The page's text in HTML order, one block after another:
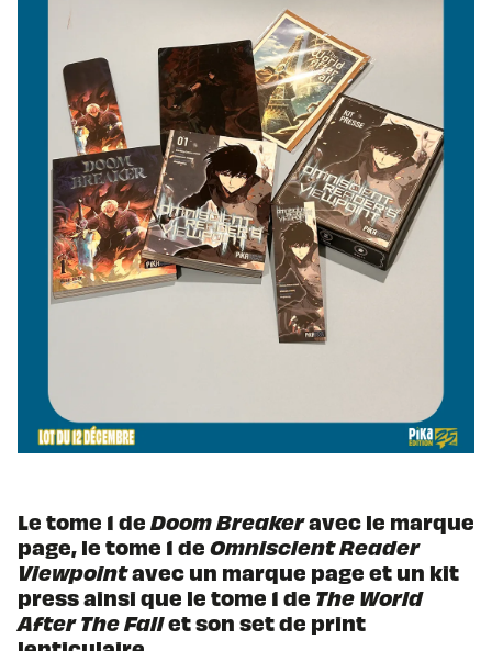
Le tome 1 de Doom Breakeravec le marque
page, le tome 1 de Omniscient Reader
Viewpointavec un marque page et un kit
press ainsi que le tome 1 de The World
After The Fallet son set de print